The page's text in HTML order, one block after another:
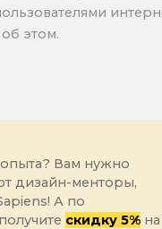
об этом.
опыта? Вам нужно
дизайн-менторы,
А по
скидку 5%на